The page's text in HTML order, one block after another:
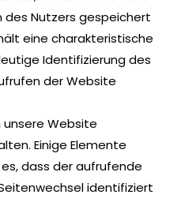
Nutzers gespeichert
eine charakteristische
Identifizierung des
der Website
unsere Website
Einige Elemente
dass der aufrufende
identifiziert